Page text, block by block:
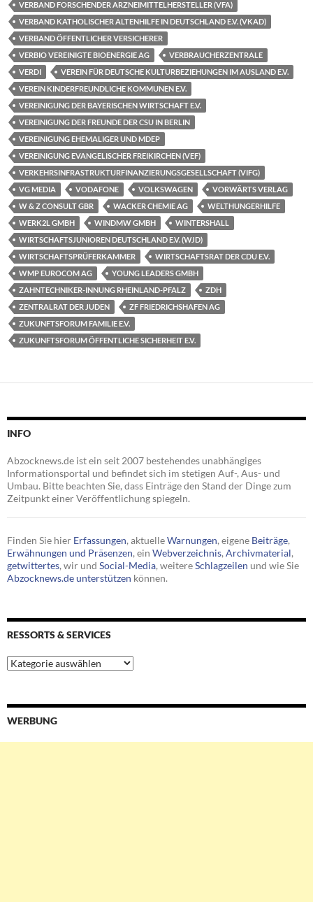
VERBAND FORSCHENDER ARZNEIMITTELHERSTELLER (VFA)
VERBAND KATHOLISCHER ALTENHILFE IN DEUTSCHLAND E.V. (VKAD)
VERBAND ÖFFENTLICHER VERSICHERER
VERBIO VEREINIGTE BIOENERGIE AG
VERBRAUCHERZENTRALE
VERDI
VEREIN FÜR DEUTSCHE KULTURBEZIEHUNGEN IM AUSLAND E.V.
VEREIN KINDERFREUNDLICHE KOMMUNEN E.V.
VEREINIGUNG DER BAYERISCHEN WIRTSCHAFT E.V.
VEREINIGUNG DER FREUNDE DER CSU IN BERLIN
VEREINIGUNG EHEMALIGER UND MDEP
VEREINIGUNG EVANGELISCHER FREIKIRCHEN (VEF)
VERKEHRSINFRASTRUKTURFINANZIERUNGSGESELLSCHAFT (VIFG)
VG MEDIA
VODAFONE VOLKSWAGEN
VORWÄRTS VERLAG
W & Z CONSULT GBR
WACKER CHEMIE AG
WELTHUNGERHILFE
WERK2L GMBH
WINDMW GMBH
WINTERSHALL
WIRTSCHAFTSJUNIOREN DEUTSCHLAND E.V. (WJD)
WIRTSCHAFTSPRÜFERKAMMER
WIRTSCHAFTSRAT DER CDU E.V.
WMP EUROCOM AG
YOUNG LEADERS GMBH
ZAHNTECHNIKER-INNUNG RHEINLAND-PFALZ
ZDH
ZENTRALRAT DER JUDEN
ZF FRIEDRICHSHAFEN AG
ZUKUNFTSFORUM FAMILIE E.V.
ZUKUNFTSFORUM ÖFFENTLICHE SICHERHEIT E.V.
INFO
Abzocknews.de ist ein seit 2007 bestehendes unabhängiges
Informationsportal und befindet sich im stetigen Auf-, Aus- und
Umbau. Bitte beachten Sie, dass Einträge den Stand der Dinge zum
Zeitpunkt einer Veröffentlichung spiegeln.
Finden Sie hier Erfassungen, aktuelleWarnungen, eigene Beiträge,
Erwähnungen und Präsenzen, ein Webverzeichnis, Archivmaterial,
getwittertes, wir und Social-Media, weitereSchlagzeilen und wie Sie
Abzocknews.de unterstützen können.
RESSORTS & SERVICES
Ressorts
&
WERBUNG